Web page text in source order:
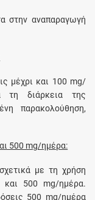
στην αναπαραγωγή
μέχρι και 100 mg/
τη διάρκεια της
παρακολούθηση,
500 mg/ημέρα:
με τη χρήση
500 mg/ημέρα.
500 mg/ημέρα